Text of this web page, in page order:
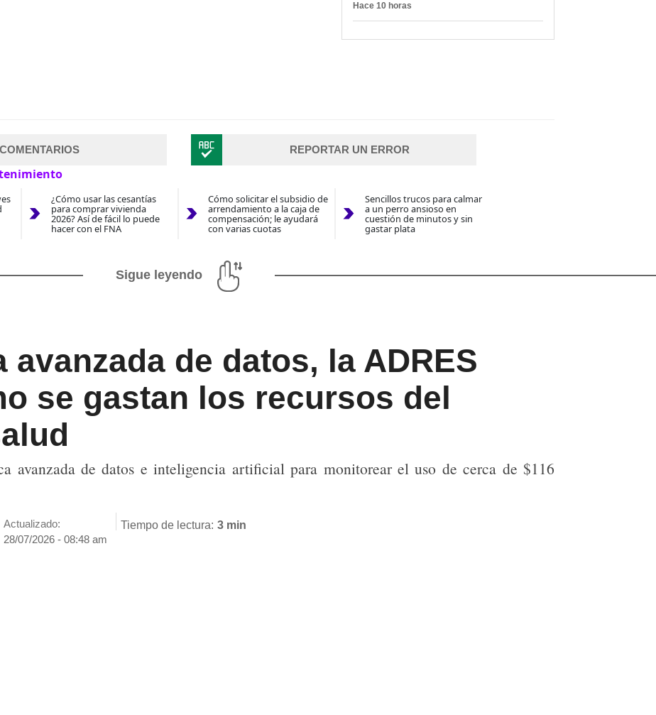
Hace 10 horas
COMENTARIOS REPORTAR UN ERROR
¿Cómo usar las cesantías
para comprar vivienda
2026? Así de fácil lo puede
hacer con el FNA
Cómo solicitar el subsidio de
arrendamiento a la caja de
compensación; le ayudará
con varias cuotas
Sencillos trucos para calmar
a un perro ansioso en
cuestión de minutos y sin
gastar plata
Sigue leyendo
avanzada de datos, la ADRES
se gastan los recursos del
avanzada de datos e inteligencia artificial para monitorear el uso de cerca de $116
Actualizado:
28/07/2026 - 08:48 am
Tiempo de lectura: 3 min